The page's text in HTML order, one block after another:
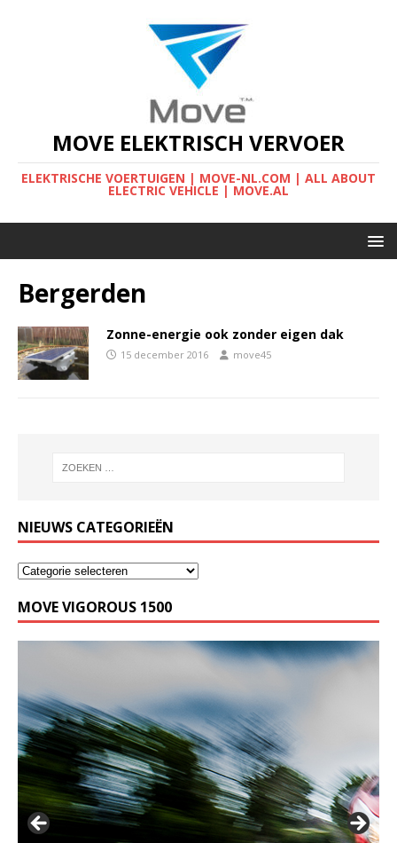
MOVE ELEKTRISCH VERVOER
ELEKTRISCHE VOERTUIGEN | MOVE-NL.COM | ALL ABOUT
ELECTRIC VEHICLE | MOVE.AL
Bergerden
Zonne-energie ook zonder eigen dak
15 december 2016 move45
NIEUWS CATEGORIEËN
MOVE VIGOROUS 1500